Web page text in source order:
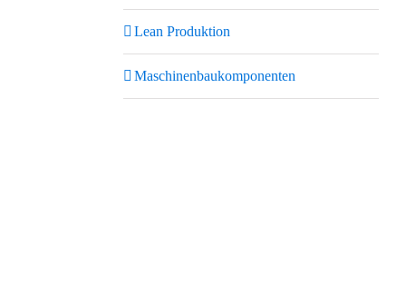
Lean Produktion
Maschinenbaukomponenten